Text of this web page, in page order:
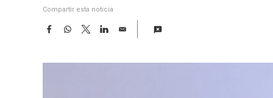
Compartir esta noticia
F
e
W
t
T
w
t
L
k
E
i